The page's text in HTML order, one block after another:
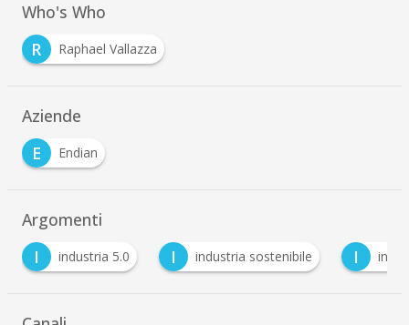
Who's Who
R
Raphael Vallazza
Aziende
E
Endian
Argomenti
5.0 I industria sostenibile I industrial IoT